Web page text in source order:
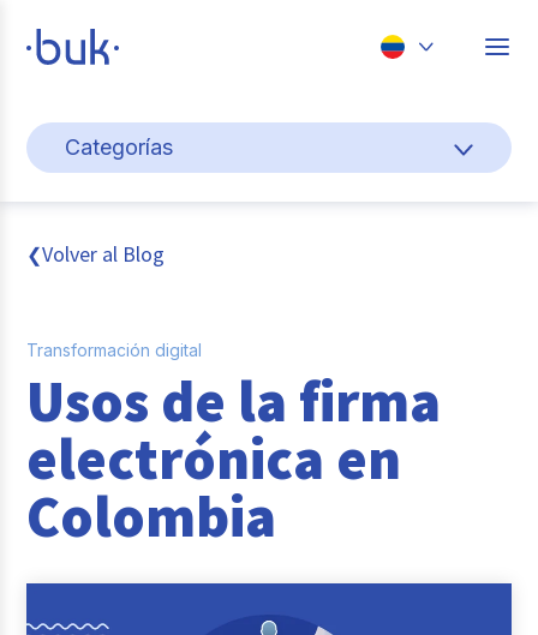
Perú
Categorías
Cultura y bienestar laboral
Gestión de personas
Pago de nómina
Buk
Transformación digital
Tendencias y Data
Casos de éxito
❮Volver al Blog
Transformación digital
Usos de la firma
electrónica en
Colombia